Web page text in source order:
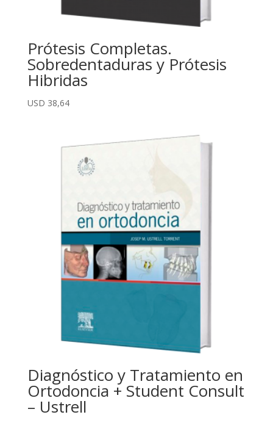
Prótesis Completas.
Sobredentaduras y Prótesis
Hibridas
USD 38,64
Diagnóstico y Tratamiento en
Ortodoncia + Student Consult
– Ustrell